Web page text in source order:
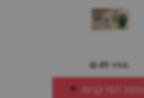
מחיר 49 ₪
הוספה לסל קניות